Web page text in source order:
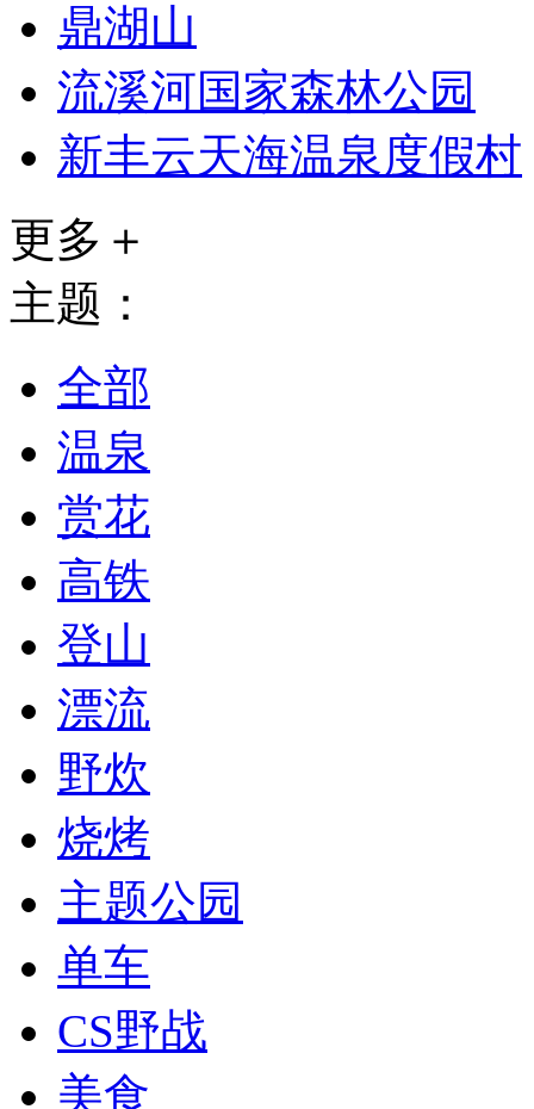
鼎湖山
流溪河国家森林公园
新丰云天海温泉度假村
更多＋
主题：
全部
温泉
赏花
高铁
登山
漂流
野炊
烧烤
主题公园
单车
CS野战
美食